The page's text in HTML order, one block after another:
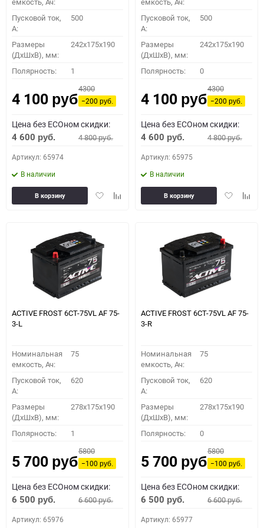
Пусковой ток,
A:
500
Размеры
(ДхШхВ), мм:
242x175x190
Полярность: 1
4 100 руб.
4300
−200руб.
Цена без ECOном скидки:
4 600 руб. 4 800руб.
Артикул: 65974
В наличии
ДобавитьДобавить
В корзину
Пусковой ток,
A:
500
Размеры
(ДхШхВ), мм:
242x175x190
Полярность: 0
4 100 руб.
4300
−200руб.
Цена без ECOном скидки:
4 600 руб. 4 800руб.
Артикул: 65975
В наличии
Добавить
В корзину
ACTIVE FROST 6СТ-75VL АF 75-
3-L
Номинальная
емкость, Ач:
75
Пусковой ток,
A:
620
Размеры
(ДхШхВ), мм:
278x175x190
Полярность: 1
5 700 руб.
5800
−100руб.
Цена без ECOном скидки:
6 500 руб. 6 600руб.
Артикул: 65976
ACTIVE FROST 6СТ-75VL АF 75-
3-R
Номинальная
емкость, Ач:
75
Пусковой ток,
A:
620
Размеры
(ДхШхВ), мм:
278x175x190
Полярность: 0
5 700 руб.
5800
−100руб.
Цена без ECOном скидки:
6 500 руб. 6 600руб.
Артикул: 65977